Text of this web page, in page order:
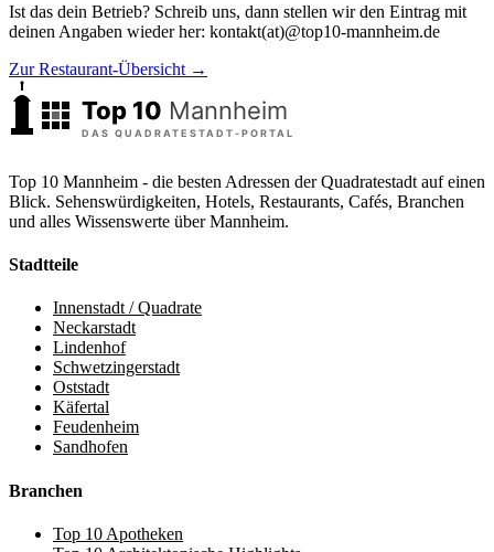
Ist das dein Betrieb? Schreib uns, dann stellen wir den Eintrag mit
deinen Angaben wieder her: kontakt(at)@top10-mannheim.de
Zur Restaurant-Übersicht →
Top 10 Mannheim - die besten Adressen der Quadratestadt auf einen
Blick. Sehenswürdigkeiten, Hotels, Restaurants, Cafés, Branchen
und alles Wissenswerte über Mannheim.
Stadtteile
Innenstadt / Quadrate
Neckarstadt
Lindenhof
Schwetzingerstadt
Oststadt
Käfertal
Feudenheim
Sandhofen
Branchen
Top 10 Apotheken